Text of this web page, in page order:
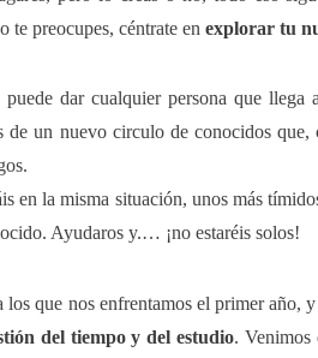
te preocupes, céntrate en explorar tu
dar cualquier persona que llega
de un nuevo circulo de conocidos que,
en la misma situación, unos más
Ayudaros y.… ¡no estaréis solos!
los que nos enfrentamos el primer año,
del tiempo y del estudio. Venimos